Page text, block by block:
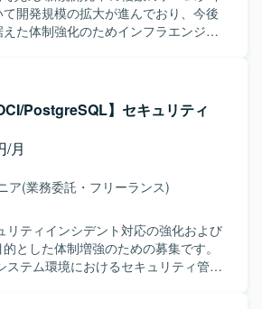
て開発規模の拡大が進んでおり、今後
た体制強化のためインフラエンジニ
とともに成長していただける方を求め
ーバインフラ環境の設計・構築・運
中および開発中のゲームタイトルを
からプロジェクトを支援していただ
術の検証や導入展開を行い、サービス
ラ構成の検討を行います。 ・パフォ
削減など、インフラ面からの課題解
る人物像】 ・インフ
討や新技術のキャッチアップが好き
改善に取り組める方を求めておりま
PostgreSQL】セキュリティ
/月
ア(業務委託・フリーランス)
リティインシデント対応の強化および
とした体制増強のための募集です。
ステム環境におけるセキュリティ管理